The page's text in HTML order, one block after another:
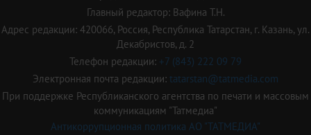
Главный редактор: Вафина Т.Н.
Адрес редакции: 420066, Россия, Республика Татарстан, г. Казань, ул.
Декабристов, д. 2
Телефон редакции: +7 (843) 222 09 79
Электронная почта редакции: tatarstan@tatmedia.com
При поддержке Республиканского агентства по печати и массовым
коммуникациям "Татмедиа"
Антикоррупционная политика АО "ТАТМЕДИА"